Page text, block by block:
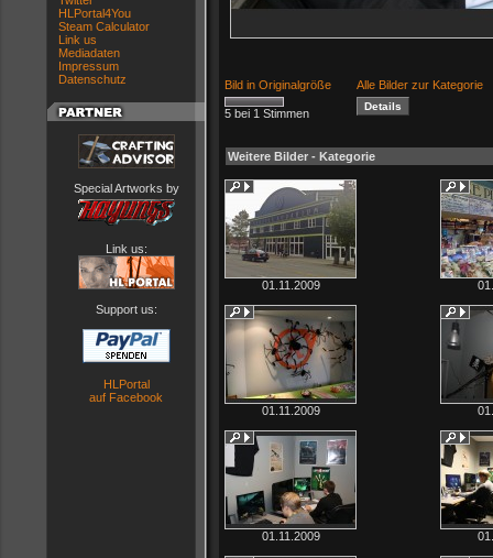
HLPortal4You
Steam Calculator
Link us
Mediadaten
Impressum
Datenschutz
Special Artworks by
Link us:
Support us:
HLPortal
auf Facebook
Bild in Originalgröße Alle Bilder zur Kategorie
5 bei 1 Stimmen
Weitere Bilder - Kategorie
01.11.2009
01.11.2009
01.11.2009